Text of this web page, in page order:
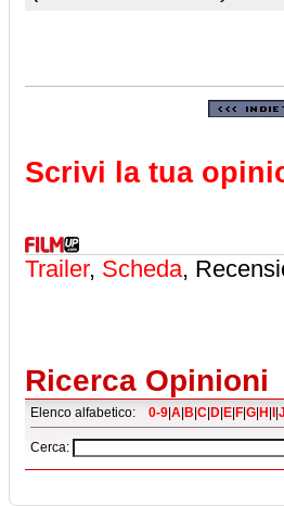
Scrivi la tua
Trailer, Scheda,
Ricerca Opinioni
Elenco alfabetico: 0-9 A B C D E F G H J
Cerca: